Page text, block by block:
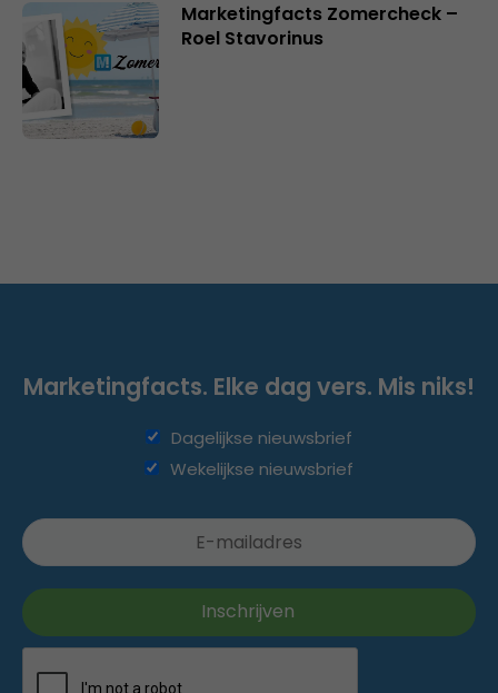
Marketingfacts Zomercheck –
Roel Stavorinus
Marketingfacts. Elke dag vers. Mis niks!
Dagelijkse nieuwsbrief
Wekelijkse nieuwsbrief